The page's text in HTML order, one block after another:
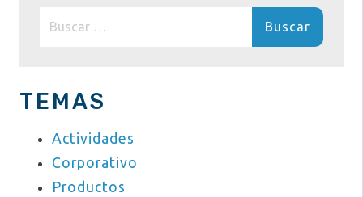
TEMAS
Actividades
Corporativo
Productos